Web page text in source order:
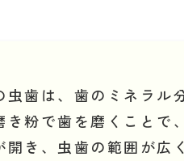
虫歯は、歯のミネラル
き粉で歯を磨くことで
開き、虫歯の範囲が広